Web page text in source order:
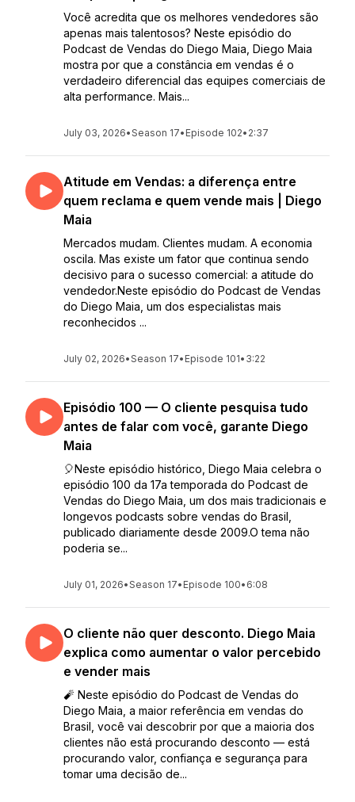
Você acredita que os melhores vendedores são
apenas mais talentosos? Neste episódio do
Podcast de Vendas do Diego Maia, Diego Maia
mostra por que a constância em vendas é o
verdadeiro diferencial das equipes comerciais de
alta performance. Mais...
July 03, 2026•Season 17• Episode 102• 2:37
Atitude em Vendas: a diferença entre
quem reclama e quem vende mais | Diego
Maia
Mercados mudam. Clientes mudam. A economia
oscila. Mas existe um fator que continua sendo
decisivo para o sucesso comercial: a atitude do
vendedor.Neste episódio do Podcast de Vendas
do Diego Maia, um dos especialistas mais
reconhecidos ...
July 02, 2026•Season 17• Episode 101• 3:22
Episódio 100 — O cliente pesquisa tudo
antes de falar com você, garante Diego
Maia
🎈Neste episódio histórico, Diego Maia celebra o
episódio 100 da 17a temporada do Podcast de
Vendas do Diego Maia, um dos mais tradicionais e
longevos podcasts sobre vendas do Brasil,
publicado diariamente desde 2009.O tema não
poderia se...
July 01, 2026•Season 17• Episode 100• 6:08
O cliente não quer desconto. Diego Maia
explica como aumentar o valor percebido
e vender mais
🧨 Neste episódio do Podcast de Vendas do
Diego Maia, a maior referência em vendas do
Brasil, você vai descobrir por que a maioria dos
clientes não está procurando desconto — está
procurando valor, confiança e segurança para
tomar uma decisão de...